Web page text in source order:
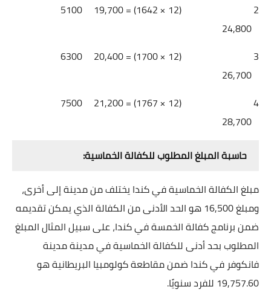
2
(12 × 1642) = 19,700
3
(12 × 1700) = 20,400
4
(12 × 1767) = 21,200
حاسبة المبلغ المطلوب للكفالة الخماسية:
مبلغ الكفالة الخماسية في كندا يختلف من مدينة إلى أخرى،
ومبلغ 16,500 هو الحد الأدنى من الكفالة الذي يمكن تقديمه
ضمن برنامج كفالة الخمسة في كندا، على سبيل المثال المبلغ
المطلوب بحد أدنى للكفالة الخماسية في مدينة مدينة
فانكوفر في كندا ضمن مقاطعة كولومبيا البريطانية هو
19,757.60 للفرد سنويًا.